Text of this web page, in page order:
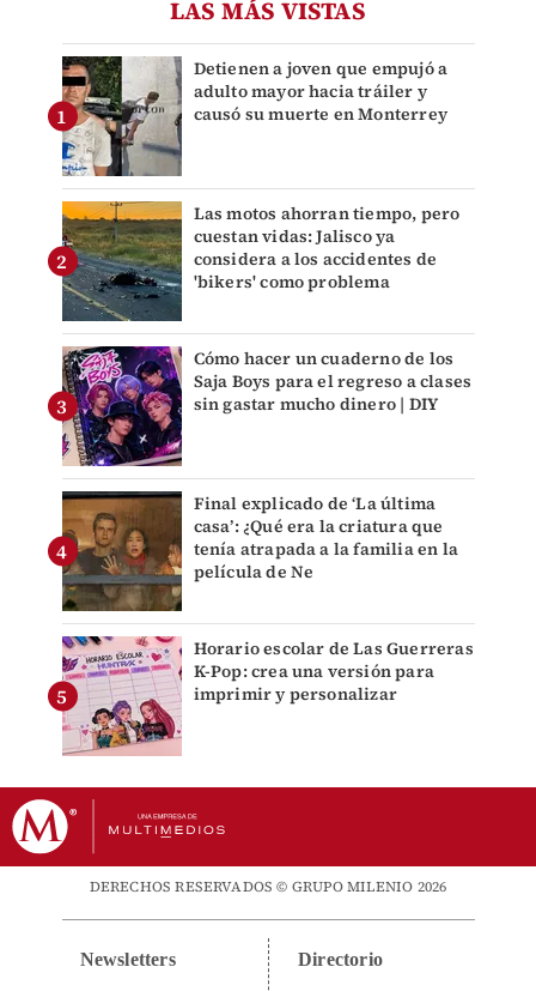
LAS MÁS VISTAS
Detienen a joven que empujó a
adulto mayor hacia tráiler y
causó su muerte en Monterrey
Las motos ahorran tiempo, pero
cuestan vidas: Jalisco ya
considera a los accidentes de
'bikers' como problema
Cómo hacer un cuaderno de los
Saja Boys para el regreso a clases
sin gastar mucho dinero | DIY
Final explicado de ‘La última
casa’: ¿Qué era la criatura que
tenía atrapada a la familia en la
película de Ne
Horario escolar de Las Guerreras
K-Pop: crea una versión para
imprimir y personalizar
DERECHOS RESERVADOS © GRUPO MILENIO 2026
Newsletters Directorio